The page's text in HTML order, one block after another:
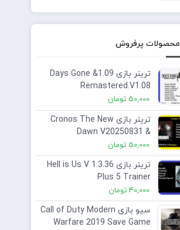
محصولات پرفروش
ترینر بازی 1.09& Days Gone
Remastered.V1.08
50,000 تومان
ترینر بازی Cronos The New
Dawn V20250831 &
09.09.2025 ElAmigos Plus 6
Trainer
50,000 تومان
ترینر بازی Hell is Us V 1.3.36
Plus 5 Trainer
40,000 تومان
سیو بازی Call of Duty Modern
Warfare 2019 Save Game